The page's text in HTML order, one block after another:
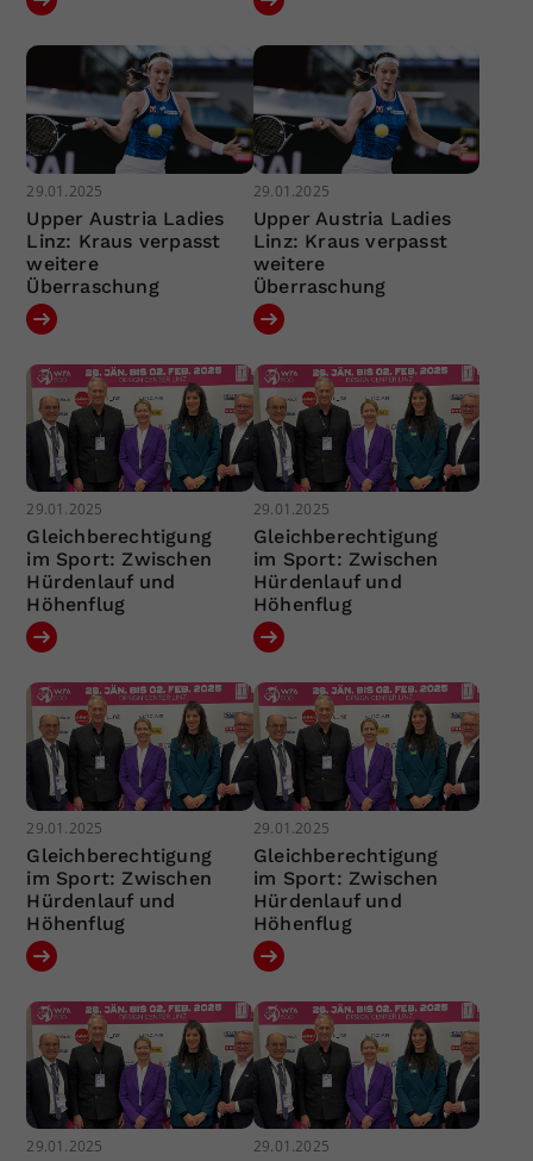
29.01.2025
Upper Austria Ladies
Linz: Kraus verpasst
weitere
Überraschung
29.01.2025
Upper Austria Ladies
Linz: Kraus verpasst
weitere
Überraschung
29.01.2025
Gleichberechtigung
im Sport: Zwischen
Hürdenlauf und
Höhenflug
29.01.2025
Gleichberechtigung
im Sport: Zwischen
Hürdenlauf und
Höhenflug
29.01.2025
Gleichberechtigung
im Sport: Zwischen
Hürdenlauf und
Höhenflug
29.01.2025
Gleichberechtigung
im Sport: Zwischen
Hürdenlauf und
Höhenflug
29.01.2025 29.01.2025